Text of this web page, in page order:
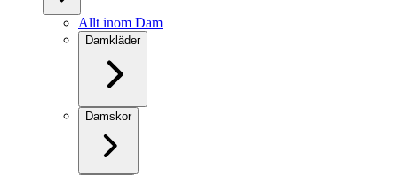
Allt inom Dam
Damkläder
Damskor